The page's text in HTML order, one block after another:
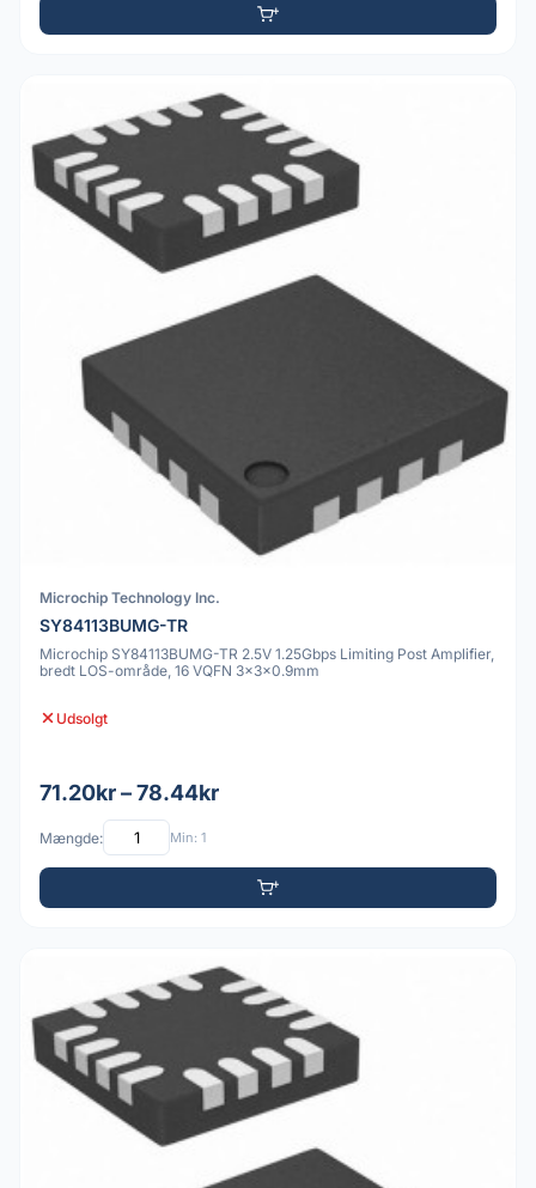
Microchip Technology Inc.
SY84113BUMG-TR
Microchip SY84113BUMG-TR 2.5V 1.25Gbps Limiting Post Amplifier,
bredt LOS-område, 16 VQFN 3x3x0.9mm
Udsolgt
71.20kr – 78.44kr
Mængde: Min: 1